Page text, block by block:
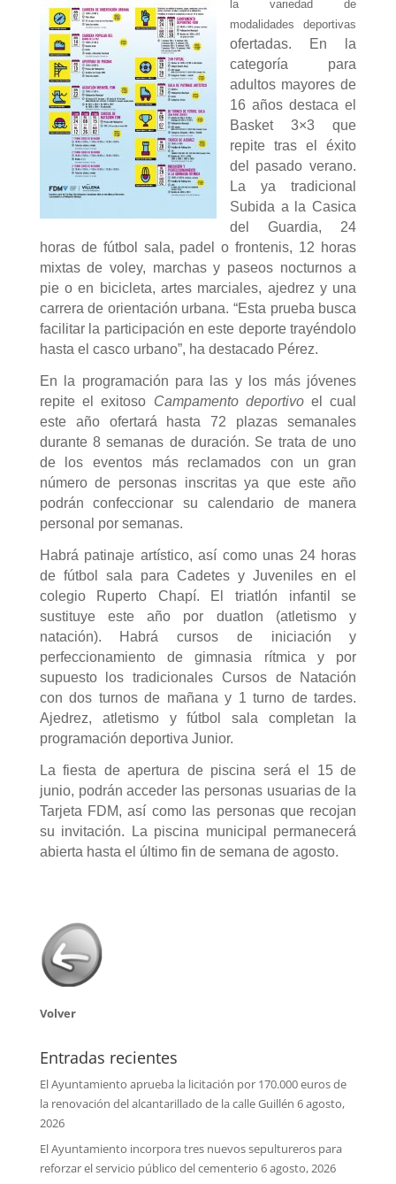
la variedad de
modalidades deportivas
ofertadas. En la
categoría para
adultos mayores de
16 años destaca el
Basket 3×3 que
repite tras el éxito
del pasado verano.
La ya tradicional
Subida a la Casica
del Guardia, 24
horas de fútbol sala, padel o frontenis, 12 horas
mixtas de voley, marchas y paseos nocturnos a
pie o en bicicleta, artes marciales, ajedrez y una
carrera de orientación urbana. “Esta prueba busca
facilitar la participación en este deporte trayéndolo
hasta el casco urbano”, ha destacado Pérez.
En la programación para las y los más jóvenes
repite el exitoso Campamento deportivo el cual
este año ofertará hasta 72 plazas semanales
durante 8 semanas de duración. Se trata de uno
de los eventos más reclamados con un gran
número de personas inscritas ya que este año
podrán confeccionar su calendario de manera
personal por semanas.
Habrá patinaje artístico, así como unas 24 horas
de fútbol sala para Cadetes y Juveniles en el
colegio Ruperto Chapí. El triatlón infantil se
sustituye este año por duatlon (atletismo y
natación). Habrá cursos de iniciación y
perfeccionamiento de gimnasia rítmica y por
supuesto los tradicionales Cursos de Natación
con dos turnos de mañana y 1 turno de tardes.
Ajedrez, atletismo y fútbol sala completan la
programación deportiva Junior.
La fiesta de apertura de piscina será el 15 de
junio, podrán acceder las personas usuarias de la
Tarjeta FDM, así como las personas que recojan
su invitación. La piscina municipal permanecerá
abierta hasta el último fin de semana de agosto.
Volver
Entradas recientes
El Ayuntamiento aprueba la licitación por 170.000 euros de
la renovación del alcantarillado de la calle Guillén 6 agosto,
2026
El Ayuntamiento incorpora tres nuevos sepultureros para
reforzar el servicio público del cementerio 6 agosto, 2026